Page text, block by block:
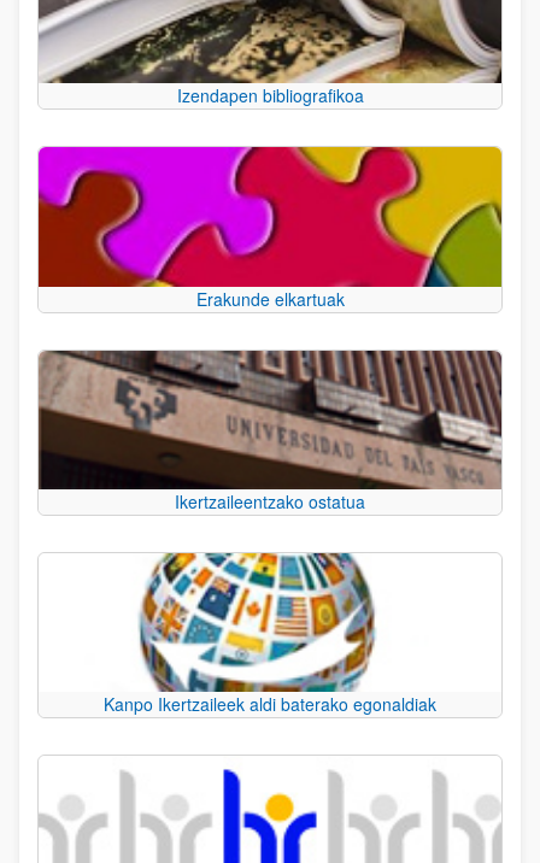
Izendapen bibliografikoa
Erakunde elkartuak
Ikertzaileentzako ostatua
Kanpo Ikertzaileek aldi baterako egonaldiak